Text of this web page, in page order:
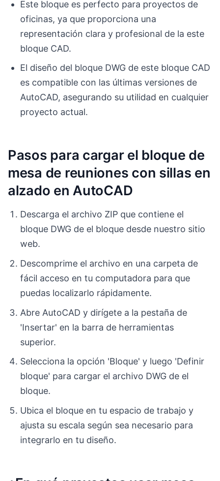
Este bloque es perfecto para proyectos de
oficinas, ya que proporciona una
representación clara y profesional de la este
bloque CAD.
El diseño del bloque DWG de este bloque CAD
es compatible con las últimas versiones de
AutoCAD, asegurando su utilidad en cualquier
proyecto actual.
Pasos para cargar el bloque de
mesa de reuniones con sillas en
alzado en AutoCAD
Descarga el archivo ZIP que contiene el
bloque DWG de el bloque desde nuestro sitio
web.
Descomprime el archivo en una carpeta de
fácil acceso en tu computadora para que
puedas localizarlo rápidamente.
Abre AutoCAD y dirígete a la pestaña de
'Insertar' en la barra de herramientas
superior.
Selecciona la opción 'Bloque' y luego 'Definir
bloque' para cargar el archivo DWG de el
bloque.
Ubica el bloque en tu espacio de trabajo y
ajusta su escala según sea necesario para
integrarlo en tu diseño.